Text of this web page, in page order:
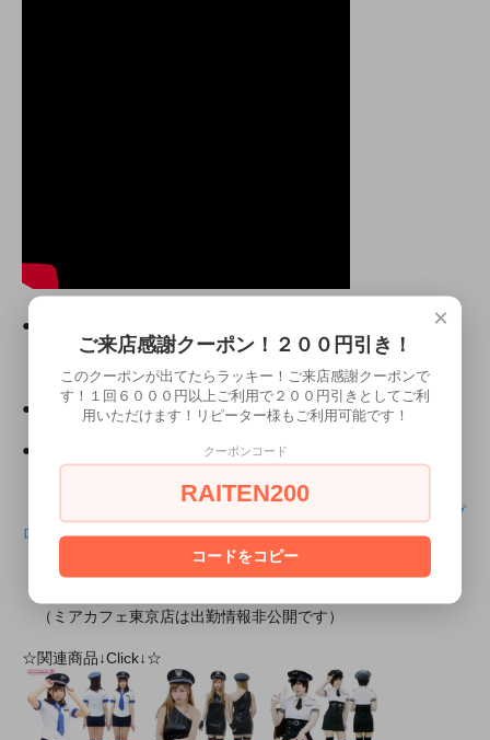
●モデル身長● らん/157cm（Ｍサイズ着用）
らんちゃんがモデルのその他の商品
・モデル所属
●所属
ミアカフェ東京店
ミアリラ＆フォト東京店
●ミアコスの所属モデルと上記の店舗で会えちゃいます！
・所属店舗のモデルプロフィール
らんちゃんのミアカフェ・ミアリラ＆フォト東京店共通のプ
ロフィール
・出勤情報（モデルさんが出勤していれば会えるかも！？）
（ミアカフェ東京店は出勤情報非公開です）
☆関連商品↓Click↓☆
×
ご来店感謝クーポン！２００円引き！
このクーポンが出てたらラッキー！ご来店感謝クーポンで
す！１回６０００円以上ご利用で２００円引きとしてご利
用いただけます！リピーター様もご利用可能です！
クーポンコード
RAITEN200
コードをコピー